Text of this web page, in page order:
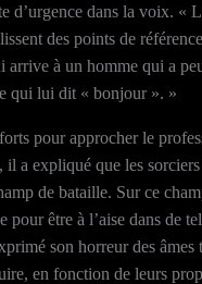
d’urgence dans la voix. «
des points de
arrive à un homme qui a
qui lui dit « bonjour ». »
pour approcher le
a expliqué que les
de bataille. Sur ce
pour être à l’aise dans de
son horreur des
en fonction de leurs